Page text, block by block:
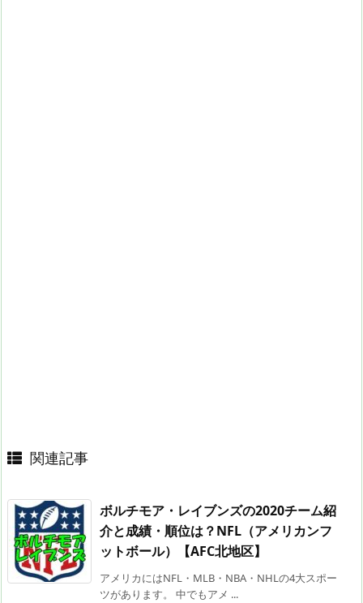
関連記事
ボルチモア・レイブンズの2020チーム紹
介と成績・順位は？NFL（アメリカンフ
ットボール）【AFC北地区】
アメリカにはNFL・MLB・NBA・NHLの4大スポー
ツがあります。 中でもアメ ...